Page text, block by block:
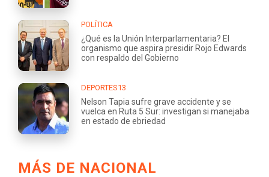
POLÍTICA
¿Qué es la Unión Interparlamentaria? El
organismo que aspira presidir Rojo Edwards
con respaldo del Gobierno
DEPORTES13
Nelson Tapia sufre grave accidente y se
vuelca en Ruta 5 Sur: investigan si manejaba
en estado de ebriedad
MÁS DE NACIONAL